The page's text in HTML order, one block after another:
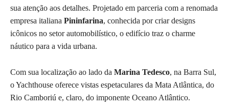
sua atenção aos detalhes. Projetado em parceria com a renomada
empresa italiana Pininfarina, conhecida por criar designs
icônicos no setor automobilístico, o edifício traz o charme
náutico para a vida urbana.
Com sua localização ao lado da Marina Tedesco, na Barra Sul,
o Yachthouse oferece vistas espetaculares da Mata Atlântica, do
Rio Camboriú e, claro, do imponente Oceano Atlântico.